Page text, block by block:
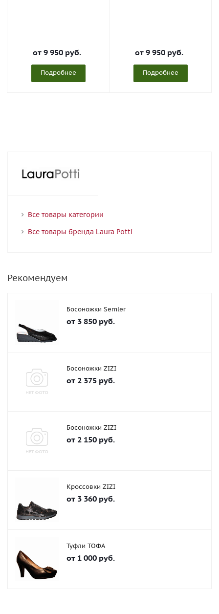
от 9 950 руб.
Подробнее
от 9 950 руб.
Подробнее
Все товары категории
Все товары бренда Laura Potti
Рекомендуем
Босоножки Semler
от 3 850 руб.
Босоножки ZIZI
от 2 375 руб.
Босоножки ZIZI
от 2 150 руб.
Кроссовки ZIZI
от 3 360 руб.
Туфли ТОФА
от 1 000 руб.